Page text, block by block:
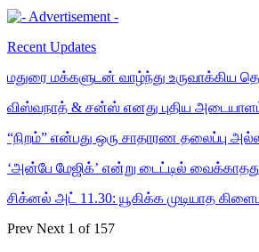
Recent Updates
மதுரை மக்களுடன் வாழ்ந்து உருவாக்கிய
விஸ்வநாத் & சன்ஸ் எனது புதிய
“நிறம்” என்பது ஒரு சாதாரண தலைப்பு
‘அன்பே மேஜிக்’ என்று டைட்டில்
சிக்னல் அட் 11.30: யூகிக்க முடியாத
Prev Next 1 of 157